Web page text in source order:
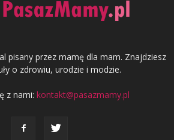
pisany przez mamę dla mam. Znajdziesz
o zdrowiu, urodzie i modzie.
z nami: kontakt@pasazmamy.pl